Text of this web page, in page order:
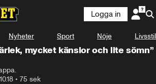
Logga in
Nyheter Sport Nöje Livsstil
mycket känslor och lite sömn”
• 75 sek